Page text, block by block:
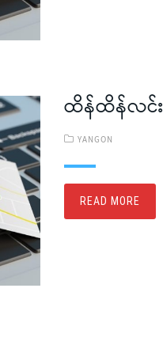
ထိန်ထိန်လင်း
YANGON
READ MORE